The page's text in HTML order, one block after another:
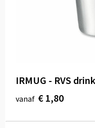
IRMUG - RVS
vanaf € 1,80